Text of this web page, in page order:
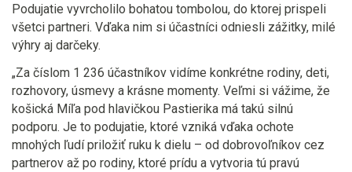
Podujatie vyvrcholilo bohatou tombolou, do ktorej prispeli
všetci partneri. Vďaka nim si účastníci odniesli zážitky, milé
výhry aj darčeky.
„Za číslom 1 236 účastníkov vidíme konkrétne rodiny, deti,
rozhovory, úsmevy a krásne momenty. Veľmi si vážime, že
košická Míľa pod hlavičkou Pastierika má takú silnú
podporu. Je to podujatie, ktoré vzniká vďaka ochote
mnohých ľudí priložiť ruku k dielu – od dobrovoľníkov cez
partnerov až po rodiny, ktoré prídu a vytvoria tú pravú